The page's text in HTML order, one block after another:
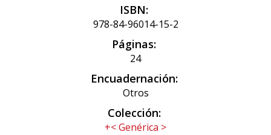
ISBN:
978-84-96014-15-2
Páginas:
24
Encuadernación:
Otros
Colección:
+< Genérica >